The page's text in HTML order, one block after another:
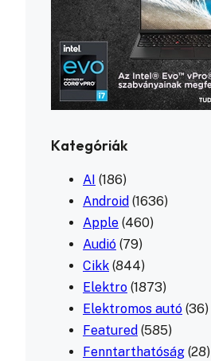
Kategóriák
AI (186)
Android (1636)
Apple (460)
Audió (79)
Cikk (844)
Elektro (1873)
Elektromos autó (36)
Featured (585)
Fenntarthatóság (28)